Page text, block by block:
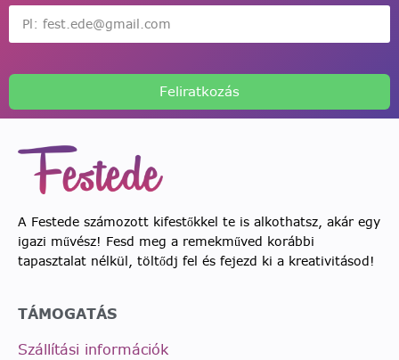
Feliratkozás
A Festede számozott kifestőkkel te is alkothatsz, akár egy
igazi művész! Fesd meg a remekműved korábbi
tapasztalat nélkül, töltődj fel és fejezd ki a kreativitásod!
TÁMOGATÁS
Szállítási információk